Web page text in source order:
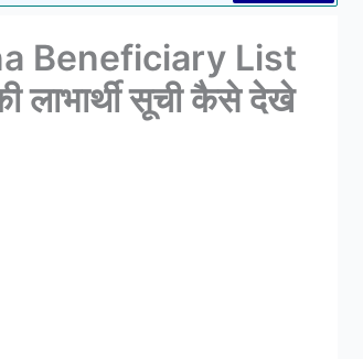
Beneficiary List
लाभार्थी सूची कैसे देखे